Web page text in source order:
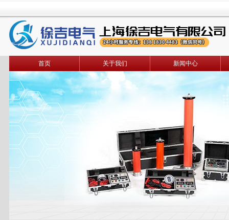
首页 关于我们 新闻中心